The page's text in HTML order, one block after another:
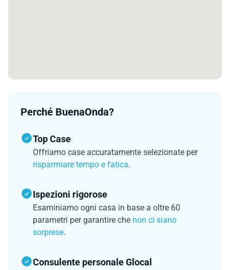
Perché BuenaOnda?
Top Case
Offriamo case accuratamente selezionate per
risparmiare tempo e fatica.
Ispezioni rigorose
Esaminiamo ogni casa in base a oltre 60
parametri per garantire che non ci siano
sorprese.
Consulente personale Glocal